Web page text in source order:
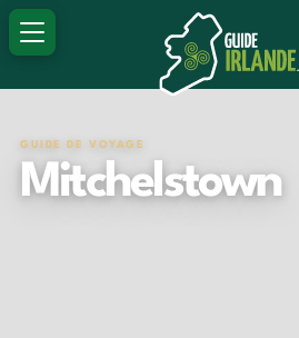
GUIDE DE VOYAGE
Mitchelstown